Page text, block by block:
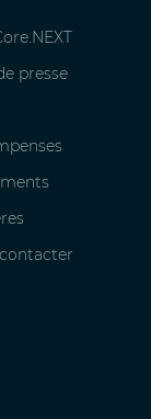
presse